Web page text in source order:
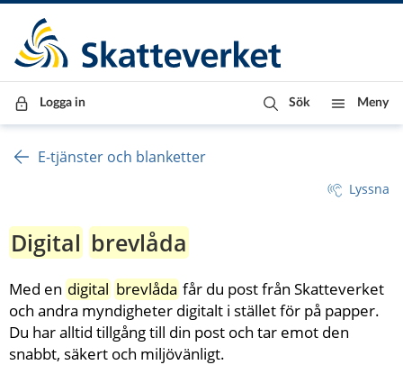
Till innehåll
Till navigationen
Till chattrobot
Logga in Sök Meny
E-tjänster och blanketter
Lyssna
Digital brevlåda
Med en digital brevlåda får du post från Skatteverket
och andra myndigheter digitalt i stället för på papper.
Du har alltid tillgång till din post och tar emot den
snabbt, säkert och miljövänligt.